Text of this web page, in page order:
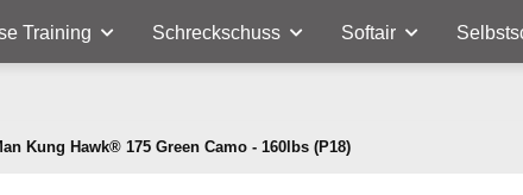
Training Schreckschuss Softair
Kung Hawk® 175 Green Camo - 160lbs (P18)